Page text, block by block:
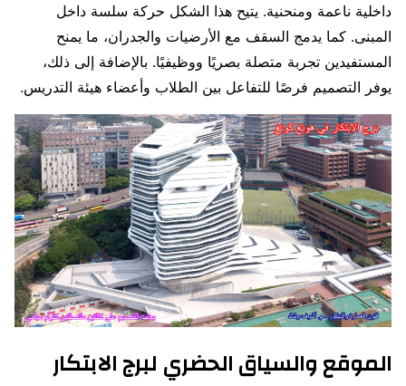
داخلية ناعمة ومنحنية. يتيح هذا الشكل حركة سلسة داخل
المبنى. كما يدمج السقف مع الأرضيات والجدران، ما يمنح
المستفيدين تجربة متصلة بصريًا ووظيفيًا. بالإضافة إلى ذلك،
يوفر التصميم فرصًا للتفاعل بين الطلاب وأعضاء هيئة التدريس.
الموقع والسياق الحضري لبرج الابتكار